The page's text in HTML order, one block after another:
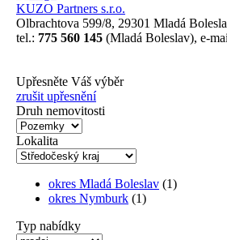
KUZO Partners s.r.o.
Olbrachtova 599/8, 29301 Mladá
tel.: 775 560 145 (Mladá Boleslav), e-
Upřesněte Váš výběr
zrušit upřesnění
Druh nemovitosti
Lokalita
okres Mladá Boleslav (1)
okres Nymburk (1)
Typ nabídky